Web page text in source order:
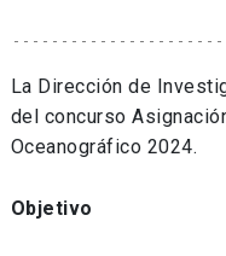
La Dirección de
del concurso
Oceanográfico 2024.
Objetivo